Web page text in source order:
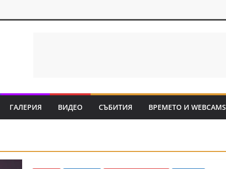
ГАЛЕРИЯ ВИДЕО СЪБИТИЯ ВРЕМЕТО И WEBCAMS